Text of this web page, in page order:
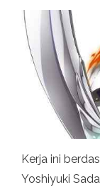
Kerja ini
Yoshiyuki